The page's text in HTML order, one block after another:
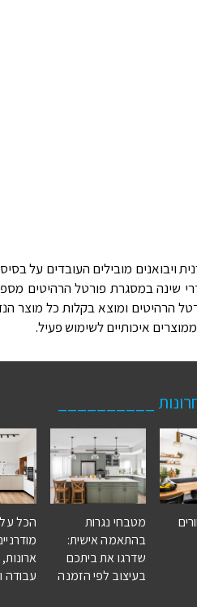
מובילים העובדים על
במסגרת פורטל הרהיטים
ומוצא בקלות כל מוצר
איכותיים לשימוש פעיל.
__________
מטבחי נגרות
בהתאמה אישית:
שדרגו את ביתכם
בעיצוב לפי הזמנה
הכל
עבודה